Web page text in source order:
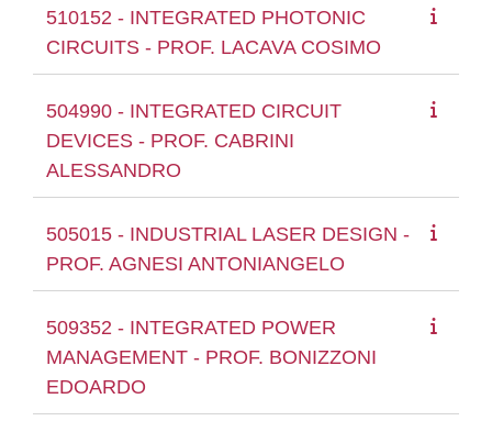
510152 - INTEGRATED PHOTONIC
CIRCUITS - PROF. LACAVA COSIMO
504990 - INTEGRATED CIRCUIT
DEVICES - PROF. CABRINI
ALESSANDRO
505015 - INDUSTRIAL LASER DESIGN -
PROF. AGNESI ANTONIANGELO
509352 - INTEGRATED POWER
MANAGEMENT - PROF. BONIZZONI
EDOARDO